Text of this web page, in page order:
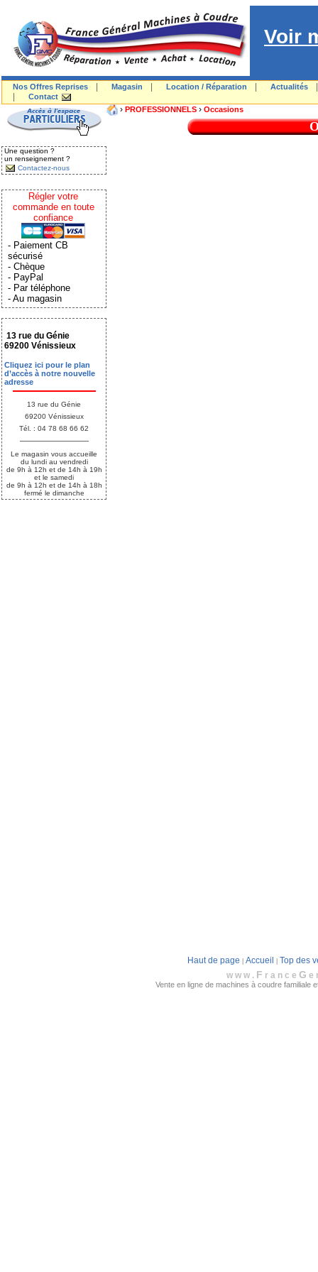
Voir
Nos Offres Reprises Magasin Location / Réparation Actualités
Contact
Une question ?
un renseignement ?
Contactez-nous
Régler votre
commande en toute
confiance
- Paiement CB
sécurisé
- Chèque
- PayPal
- Par téléphone
- Au magasin
13 rue du Génie
69200 Vénissieux
Cliquez ici pour le plan
d’accès à notre nouvelle
adresse
13 rue du Génie
69200 Vénissieux
Tél. : 04 78 68 66 62
Le magasin vous accueille
du lundi au vendredi
de 9h à 12h et de 14h à 19h
et le samedi
de 9h à 12h et de 14h à 18h
fermé le dimanche
› PROFESSIONNELS › Occasions
Haut de page Accueil
Top des
www. F rance G
Vente en ligne de machines à coudre familiale